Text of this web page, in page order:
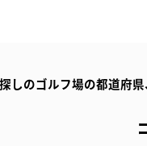
しのゴルフ場の都道府県